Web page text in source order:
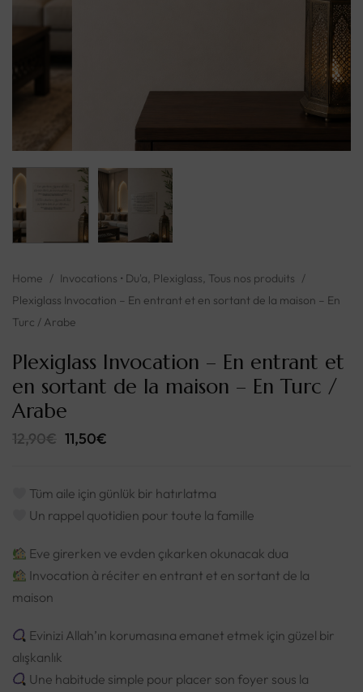
Home / Invocations • Du'a, Plexiglass, Tous nos produits /
Plexiglass Invocation – En entrant et en sortant de la maison – En
Turc / Arabe
Plexiglass Invocation – En entrant et
en sortant de la maison – En Turc /
Arabe
12,90€ 11,50€
Tüm aile için günlük bir hatırlatma
Un rappel quotidien pour toute la famille
Eve girerken ve evden çıkarken okunacak dua
Invocation à réciter en entrant et en sortant de la
maison
Evinizi Allah’ın korumasına emanet etmek için güzel bir
alışkanlık
Une habitude simple pour placer son foyer sous la